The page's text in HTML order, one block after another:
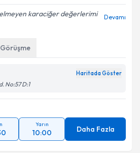
karaciğer değerlerimi
Devamı
Haritada Göster
No:57 D:1
Yarın
10:00 Daha Fazla